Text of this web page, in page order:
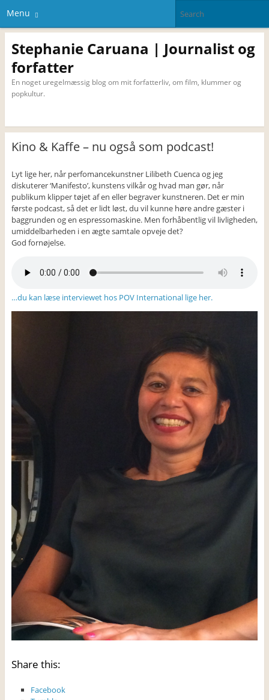
Menu
Stephanie Caruana | Journalist og
forfatter
En noget uregelmæssig blog om mit forfatterliv, om film, klummer og
popkultur.
Kino & Kaffe – nu også som podcast!
Lyt lige her, når perfomancekunstner Lilibeth Cuenca og jeg
diskuterer ‘Manifesto’, kunstens vilkår og hvad man gør, når
publikum klipper tøjet af en eller begraver kunstneren. Det er min
første podcast, så det er lidt løst, du vil kunne høre andre gæster i
baggrunden og en espressomaskine. Men forhåbentlig vil livligheden,
umiddelbarheden i en ægte samtale opveje det?
God fornøjelse.
…du kan læse interviewet hos POV International lige her.
Share this:
Facebook